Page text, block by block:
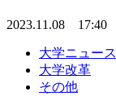
2023.11.08 17:40
大学ニュース
大学改革
その他